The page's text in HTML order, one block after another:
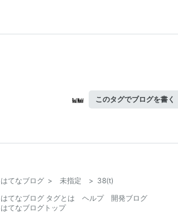
このタグでブログを書く
はてなブログ > 未指定 > 38(t)
はてなブログ タグとは
ヘルプ
開発ブログ
はてなブログトップ